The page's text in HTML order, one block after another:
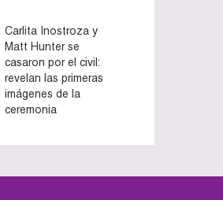
Carlita Inostroza y
Matt Hunter se
casaron por el civil:
revelan las primeras
imágenes de la
ceremonia